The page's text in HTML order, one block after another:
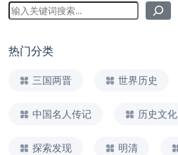
热门分类
三国两晋 世界历史
中国名人传记 历史文化
探索发现 明清